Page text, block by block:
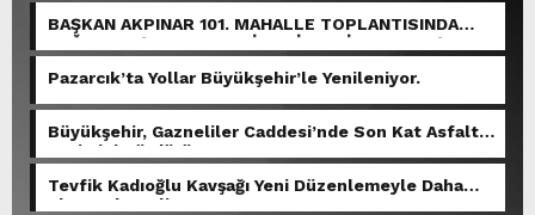
BAŞKAN AKPINAR 101. MAHALLE TOPLANTISINDA
BAĞLARBAŞI MAHALLESİ SAKİNLERİYLE BULUŞTU.
Pazarcık’ta Yollar Büyükşehir’le Yenileniyor.
Büyükşehir, Gazneliler Caddesi’nde Son Kat Asfalt
Serimini Sürdürüyor.
Tevfik Kadıoğlu Kavşağı Yeni Düzenlemeyle Daha
Akıcı Hale Geliyor.